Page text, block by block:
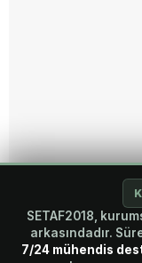
© 2026 SETAF2018.
Project.
SETAF2018,
arkasındadır.
7/24 mühendis